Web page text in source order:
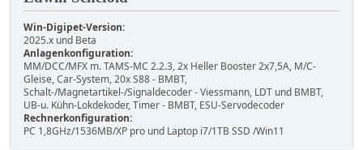
Win-Digipet-Version:
2025.x und Beta
Anlagenkonfiguration:
MM/DCC/MFX m. TAMS-MC 2.2.3, 2x Heller Booster 2x7,5A, M/C-
Gleise, Car-System, 20x S88 - BMBT,
Schalt-/Magnetartikel-/Signaldecoder - Viessmann, LDT und BMBT,
UB-u. Kühn-Lokdekoder, Timer - BMBT, ESU-Servodecoder
Rechnerkonfiguration:
PC 1,8GHz/1536MB/XP pro und Laptop i7/1TB SSD /Win11